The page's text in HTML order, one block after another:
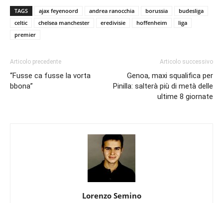
TAGS ajax feyenoord andrea ranocchia borussia
budesliga
celtic
chelsea manchester eredivisie hoffenheim
liga
premier
Articolo precedente
“Fusse ca fusse la vorta
bbona”
Articolo successivo
Genoa, maxi squalifica per
Pinilla: salterà più di metà delle
ultime 8 giornate
Lorenzo Semino